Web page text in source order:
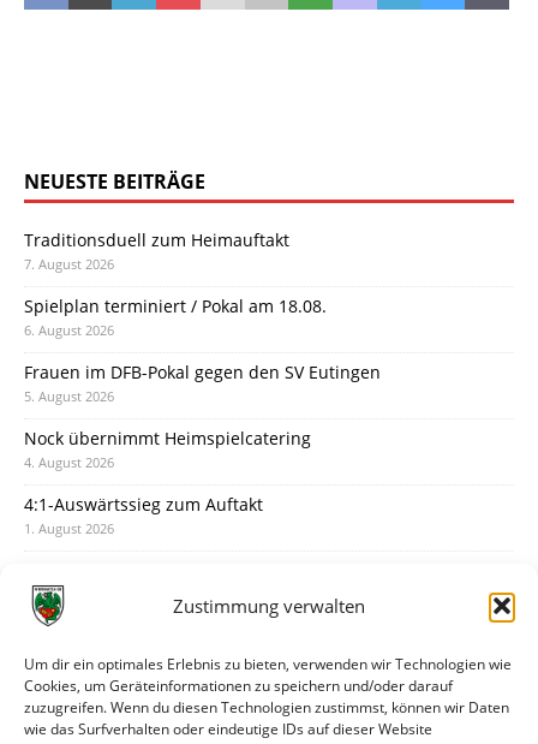
Zustimmung verwalten
Um dir ein optimales Erlebnis zu bieten, verwenden wir Technologien wie
Cookies, um Geräteinformationen zu speichern und/oder darauf
zuzugreifen. Wenn du diesen Technologien zustimmst, können wir Daten
wie das Surfverhalten oder eindeutige IDs auf dieser Website
NEUESTE BEITRÄGE
Traditionsduell zum Heimauftakt
7. August 2026
Spielplan terminiert / Pokal am 18.08.
6. August 2026
Frauen im DFB-Pokal gegen den SV Eutingen
5. August 2026
Nock übernimmt Heimspielcatering
4. August 2026
4:1-Auswärtssieg zum Auftakt
1. August 2026
31. Juli 2026
30. Juli 2026
Deine Spielminute: 89+1
28. Juli 2026